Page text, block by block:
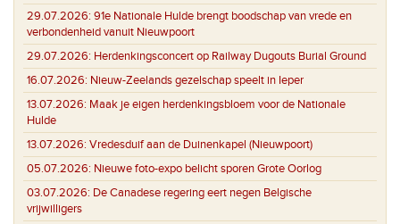
29.07.2026: 91e Nationale Hulde brengt boodschap van vrede en
verbondenheid vanuit Nieuwpoort
29.07.2026: Herdenkingsconcert op Railway Dugouts Burial Ground
16.07.2026: Nieuw-Zeelands gezelschap speelt in Ieper
13.07.2026: Maak je eigen herdenkingsbloem voor de Nationale
Hulde
13.07.2026: Vredesduif aan de Duinenkapel (Nieuwpoort)
05.07.2026: Nieuwe foto-expo belicht sporen Grote Oorlog
03.07.2026: De Canadese regering eert negen Belgische
vrijwilligers